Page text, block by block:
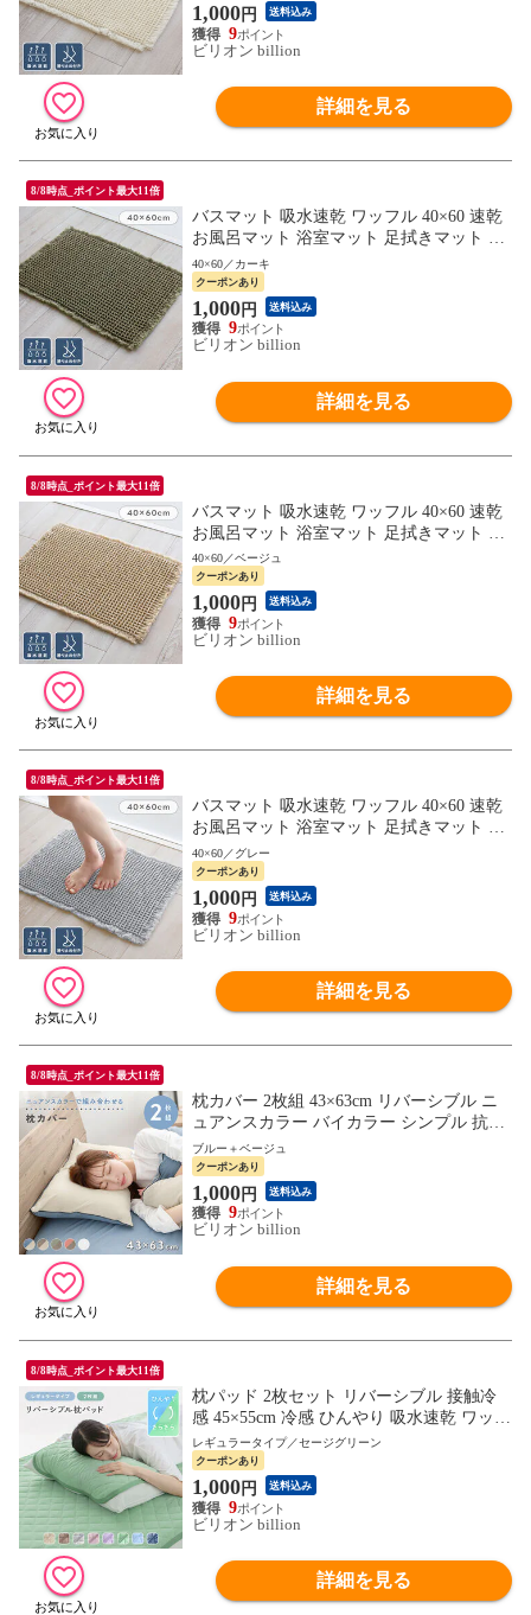
1,000円 送料込み
9
ビリオン billion
詳細を見る
8/8時点_ポイント最大11倍
バスマット 吸水速乾 ワッフル 40×60 速乾
お風呂マット 浴室マット 足拭きマット マ
ット 吸水 洗える【カーキ】
40×60／カーキ
クーポンあり
1,000円 送料込み
9
ビリオン billion
詳細を見る
8/8時点_ポイント最大11倍
バスマット 吸水速乾 ワッフル 40×60 速乾
お風呂マット 浴室マット 足拭きマット マ
ット 吸水 洗える【ベージュ】
40×60／ベージュ
クーポンあり
1,000円 送料込み
9
ビリオン billion
詳細を見る
8/8時点_ポイント最大11倍
バスマット 吸水速乾 ワッフル 40×60 速乾
お風呂マット 浴室マット 足拭きマット マ
ット 吸水 洗える【グレー】
40×60／グレー
クーポンあり
1,000円 送料込み
9
ビリオン billion
詳細を見る
8/8時点_ポイント最大11倍
枕カバー 2枚組 43×63cm リバーシブル ニ
ュアンスカラー バイカラー シンプル 抗菌
防臭【ブルー＋ベージュ】ニュアンスカラ
ーで組み合わせるカバー
ブルー＋ベージュ
クーポンあり
1,000円 送料込み
9
ビリオン billion
詳細を見る
8/8時点_ポイント最大11倍
枕パッド 2枚セット リバーシブル 接触冷
感 45×55cm 冷感 ひんやり 吸水速乾 ワッフ
ル 抗菌防臭 防ダニ 【セージグリーン】
レギュラータイプ／セージグリーン
クーポンあり
1,000円 送料込み
9
ビリオン billion
詳細を見る